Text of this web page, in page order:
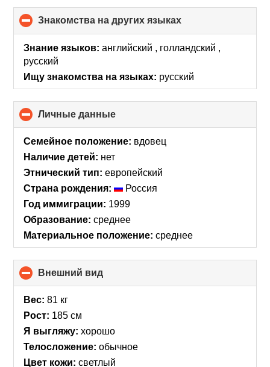
Знакомства на других языках
to
collapse
contents
Знание языков: английский , голландский ,
русский
Ищу знакомства на языках: русский
Личные данные
to
collapse
Семейное положение: вдовец
Наличие детей: нет
Этнический тип: европейский
Страна рождения:
Россия
Год иммиграции: 1999
Образование: среднее
Материальное положение: среднее
Внешний вид
to
Вес: 81 кг
Рост: 185 см
Я выгляжу: хорошо
Телосложение: обычное
Цвет кожи: светлый